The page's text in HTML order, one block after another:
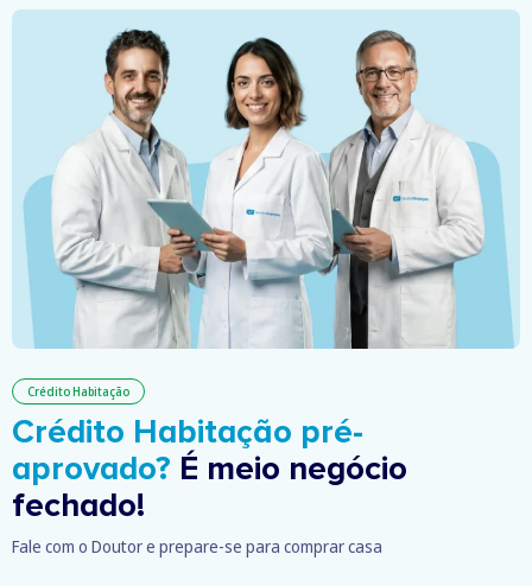
Crédito Habitação
Crédito Habitação pré-
aprovado? É meio negócio
fechado!
Fale com o Doutor e prepare-se para comprar casa